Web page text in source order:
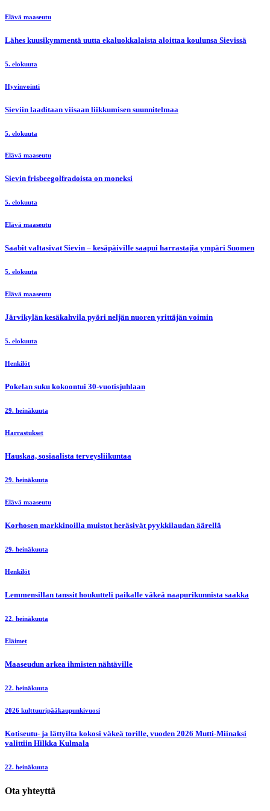
Elävä maaseutu
Lähes kuusikymmentä uutta ekaluokkalaista aloittaa koulunsa Sievissä
5. elokuuta
Hyvinvointi
Sieviin laaditaan viisaan liikkumisen suunnitelmaa
5. elokuuta
Elävä maaseutu
Sievin frisbeegolfradoista on moneksi
5. elokuuta
Elävä maaseutu
Saabit valtasivat Sievin – kesäpäiville saapui harrastajia ympäri Suomen
5. elokuuta
Elävä maaseutu
Järvikylän kesäkahvila pyöri neljän nuoren yrittäjän voimin
5. elokuuta
Henkilöt
Pokelan suku kokoontui 30-vuotisjuhlaan
29. heinäkuuta
Harrastukset
Hauskaa, sosiaalista terveysliikuntaa
29. heinäkuuta
Elävä maaseutu
Korhosen markkinoilla muistot heräsivät pyykkilaudan äärellä
29. heinäkuuta
Henkilöt
Lemmensillan tanssit houkutteli paikalle väkeä naapurikunnista saakka
22. heinäkuuta
Eläimet
Maaseudun arkea ihmisten nähtäville
22. heinäkuuta
2026 kulttuuripääkaupunkivuosi
Kotiseutu- ja lättyilta kokosi väkeä torille, vuoden 2026 Mutti-Miinaksi
valittiin Hilkka Kulmala
22. heinäkuuta
Ota yhteyttä